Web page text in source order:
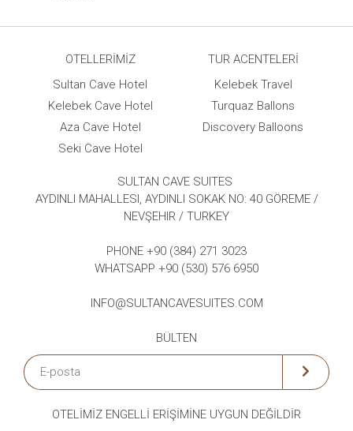
OTELLERIMIZ
Sultan Cave Hotel
Kelebek Cave Hotel
Aza Cave Hotel
Seki Cave Hotel
TUR ACENTELERI
Kelebek Travel
Turquaz Ballons
Discovery Balloons
SULTAN CAVE SUITES
AYDINLI MAHALLESI, AYDINLI SOKAK NO: 40 GÖREME /
NEVŞEHIR / TURKEY
PHONE +90 (384) 271 3023
WHATSAPP +90 (530) 576 6950
INFO@SULTANCAVESUITES.COM
BÜLTEN
OTELİMİZ ENGELLİ ERİŞİMİNE UYGUN DEĞİLDİR